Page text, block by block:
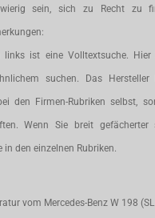
sein, sich zu Recht zu
links ist eine Volltextsuche.
suchen. Das
den Firmen-Rubriken selbst,
Wenn Sie breit gefächerter
den einzelnen Rubriken.
vom Mercedes-Benz W 198